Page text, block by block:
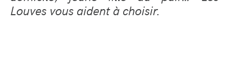
Louves vous aident à choisir.